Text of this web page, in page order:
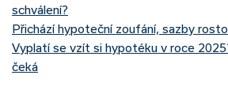
schválení?
Přichází hypoteční zoufání, sazby
Vyplatí se vzít si hypotéku v roce
čeká